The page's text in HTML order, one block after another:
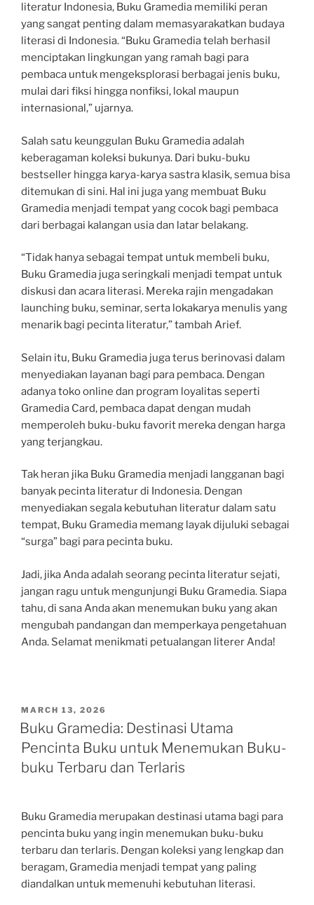
literatur Indonesia, Buku Gramedia memiliki peran
yang sangat penting dalam memasyarakatkan budaya
literasi di Indonesia. “Buku Gramedia telah berhasil
menciptakan lingkungan yang ramah bagi para
pembaca untuk mengeksplorasi berbagai jenis buku,
mulai dari fiksi hingga nonfiksi, lokal maupun
internasional,” ujarnya.
Salah satu keunggulan Buku Gramedia adalah
keberagaman koleksi bukunya. Dari buku-buku
bestseller hingga karya-karya sastra klasik, semua bisa
ditemukan di sini. Hal ini juga yang membuat Buku
Gramedia menjadi tempat yang cocok bagi pembaca
dari berbagai kalangan usia dan latar belakang.
“Tidak hanya sebagai tempat untuk membeli buku,
Buku Gramedia juga seringkali menjadi tempat untuk
diskusi dan acara literasi. Mereka rajin mengadakan
launching buku, seminar, serta lokakarya menulis yang
menarik bagi pecinta literatur,” tambah Arief.
Selain itu, Buku Gramedia juga terus berinovasi dalam
menyediakan layanan bagi para pembaca. Dengan
adanya toko online dan program loyalitas seperti
Gramedia Card, pembaca dapat dengan mudah
memperoleh buku-buku favorit mereka dengan harga
yang terjangkau.
Tak heran jika Buku Gramedia menjadi langganan bagi
banyak pecinta literatur di Indonesia. Dengan
menyediakan segala kebutuhan literatur dalam satu
tempat, Buku Gramedia memang layak dijuluki sebagai
“surga” bagi para pecinta buku.
Jadi, jika Anda adalah seorang pecinta literatur sejati,
jangan ragu untuk mengunjungi Buku Gramedia. Siapa
tahu, di sana Anda akan menemukan buku yang akan
mengubah pandangan dan memperkaya pengetahuan
Anda. Selamat menikmati petualangan literer Anda!
POSTED
ON
MARCH 13, 2026
Buku Gramedia: Destinasi Utama
Pencinta Buku untuk Menemukan Buku-
buku Terbaru dan Terlaris
Buku Gramedia merupakan destinasi utama bagi para
pencinta buku yang ingin menemukan buku-buku
terbaru dan terlaris. Dengan koleksi yang lengkap dan
beragam, Gramedia menjadi tempat yang paling
diandalkan untuk memenuhi kebutuhan literasi.